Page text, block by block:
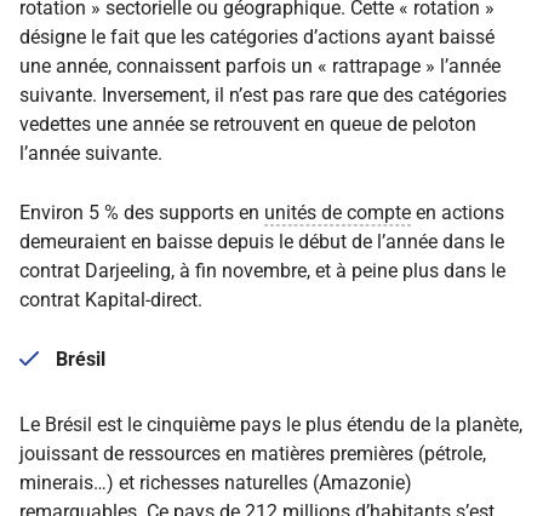
rotation » sectorielle ou géographique. Cette « rotation »
désigne le fait que les catégories d’actions ayant baissé
une année, connaissent parfois un « rattrapage » l’année
suivante. Inversement, il n’est pas rare que des catégories
vedettes une année se retrouvent en queue de peloton
l’année suivante.
Environ 5 % des supports en unités de compte en actions
demeuraient en baisse depuis le début de l’année dans le
contrat Darjeeling, à fin novembre, et à peine plus dans le
contrat Kapital-direct.
Brésil
Le Brésil est le cinquième pays le plus étendu de la planète,
jouissant de ressources en matières premières (pétrole,
minerais…) et richesses naturelles (Amazonie)